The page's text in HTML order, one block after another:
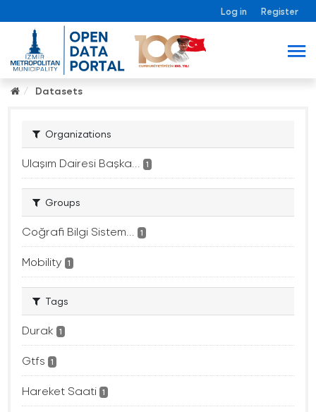
Log in Register
Datasets
Organizations
Ulaşım Dairesi Başka... 1
Groups
Coğrafi Bilgi Sistem... 1
Mobility 1
Tags
Durak 1
Gtfs 1
Hareket Saati 1